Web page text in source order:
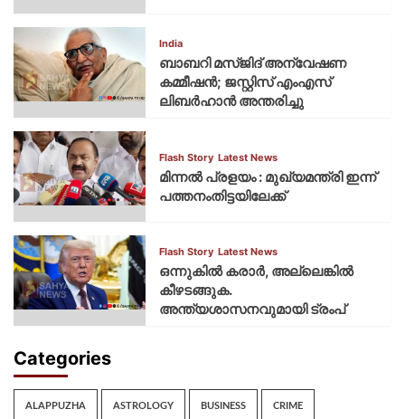
India
ബാബറി മസ്ജിദ് അന്വേഷണ
കമ്മീഷന്‍; ജസ്റ്റിസ് എംഎസ്
ലിബര്‍ഹാന്‍ അന്തരിച്ചു
Flash Story Latest News
മിന്നല്‍ പ്രളയം : മുഖ്യമന്ത്രി ഇന്ന്
പത്തനംതിട്ടയിലേക്ക്
Flash Story Latest News
ഒന്നുകില്‍ കരാര്‍, അല്ലെങ്കില്‍
കീഴടങ്ങുക.
അന്ത്യശാസനവുമായി ട്രംപ്
Categories
ALAPPUZHA ASTROLOGY BUSINESS CRIME